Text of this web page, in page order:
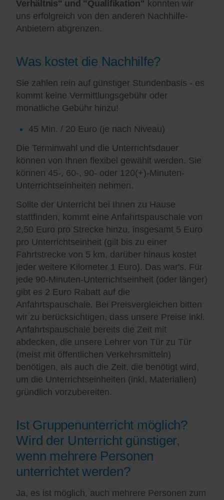
Verhältnis" und "Qualifikation" konnten wir
uns erfolgreich von den anderen Nachhilfe-
Anbietern abgrenzen.
Was kostet die Nachhilfe?
Sie zahlen rein auf günstiger Stundenbasis - es
kommt keine Vermittlungsgebühr oder
monatliche Gebühr hinzu!
45 Min. / 20 Euro (je nach Niveau)
Die Terminwahl und die Unterrichtsdauer
können von Ihnen flexibel gewählt werden. Sie
können 45-, 60-, 90- oder 120(+)-Minuten-
Unterrichtseinheiten nehmen.
Sollte der Unterricht bei Ihnen zu Hause
stattfinden, kommt eine Anfahrtspauschale von
2,50 Euro pro Strecke hinzu, insgesamt 5 Euro
pro Unterrichtseinheit (gilt bis zu einer
Fahrtstrecke von 5 km, darüber hinaus kostet
jeder weitere Kilometer 1 Euro). Das war's. Für
jede 90-Minuten-Unterrichtseinheit (oder länger)
gibt es 2 Euro Rabatt auf die
Anfahrtspauschale. Bei Preisvergleichen bitten
wir zu berücksichtigen, dass unsere Preise inkl.
Anfahrtspauschale bereits die Zeit mit
abdecken, die unsere Lehrer von Tür zu Tür
(meist mit öffentlichen Verkehrsmitteln)
benötigen, als auch die Zeit, die benötigt wird,
um die Unterrichtseinheiten (inkl. Materialien)
gründlich vorzubereiten.
Ist Gruppenunterricht möglich?
Wird der Unterricht günstiger,
wenn mehrere Personen
unterrichtet werden?
Ja, es ist möglich, auch mehrere Personen zum